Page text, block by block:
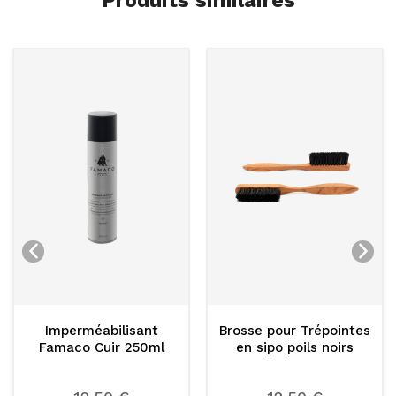
Cuir 250ml
Brosse pour Trépointes
en sipo poils noirs
Kit